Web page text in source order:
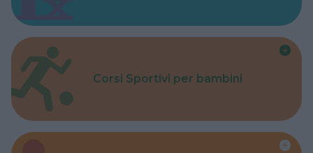
Corsi Sportivi per bambini